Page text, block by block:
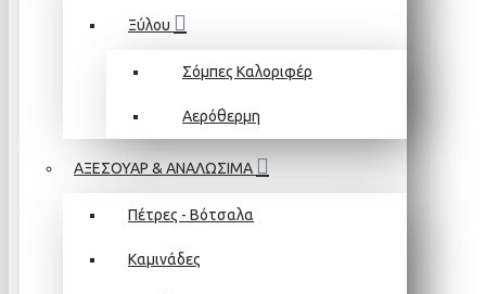
Ξύλου
Σόμπες Καλοριφέρ
Αερόθερμη
ΑΞΕΣΟΥΑΡ & ΑΝΑΛΩΣΙΜΑ
Πέτρες - Βότσαλα
Καμινάδες